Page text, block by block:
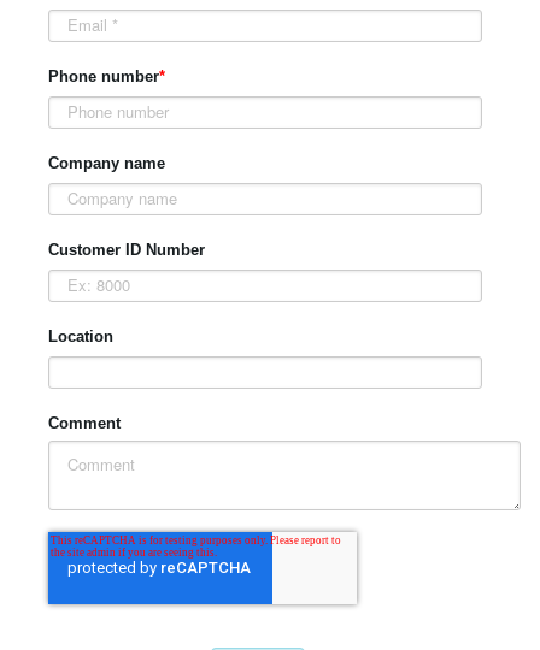
Phone number*
Company name
Customer ID Number
Location
Comment